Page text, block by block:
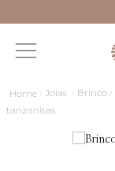
Joias Brinco
tanzanitas